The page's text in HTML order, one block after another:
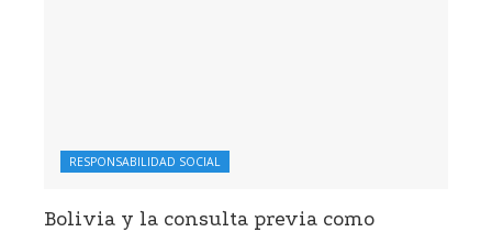
RESPONSABILIDAD SOCIAL
Bolivia y la consulta previa como